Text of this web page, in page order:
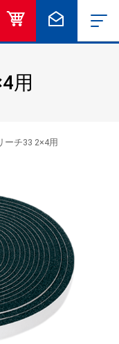
オンラインショ
用
ーチ33 2×4用